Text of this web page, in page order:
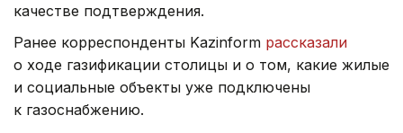
качестве подтверждения.
Ранее корреспонденты Kazinform рассказали
о ходе газификации столицы и о том, какие жилые
и социальные объекты уже подключены
к газоснабжению.